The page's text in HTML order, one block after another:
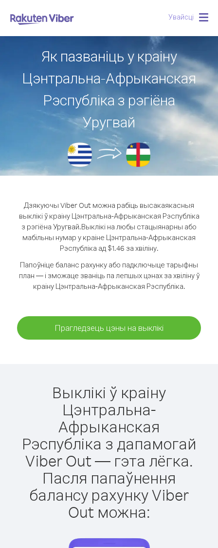
Увайсці
Як пазваніць у краіну
Цэнтральна-Афрыканская
Рэспубліка з рэгіёна
Уругвай
Дзякуючы Viber Out можна рабіць высакаякасныя
выклікі ў краіну Цэнтральна-Афрыканская Рэспубліка
з рэгіёна Уругвай.Выклікі на любы стацыянарны або
мабільны нумар у краіне Цэнтральна-Афрыканская
Рэспубліка ад $1.46 за хвіліну.
Папоўніце баланс рахунку або падключыце тарыфны
план — і зможаце званіць па лепшых цэнах за хвіліну ў
краіну Цэнтральна-Афрыканская Рэспубліка.
Прагледзець цэны на выклікі
Выклікі ў краіну
Цэнтральна-
Афрыканская
Рэспубліка з дапамогай
Viber Out — гэта лёгка.
Пасля папаўнення
балансу рахунку Viber
Out можна: